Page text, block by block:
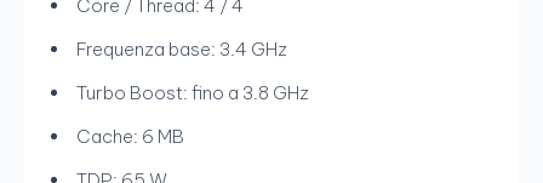
Core / Thread: 4 / 4
Frequenza base: 3.4 GHz
Turbo Boost: fino a 3.8 GHz
Cache: 6 MB